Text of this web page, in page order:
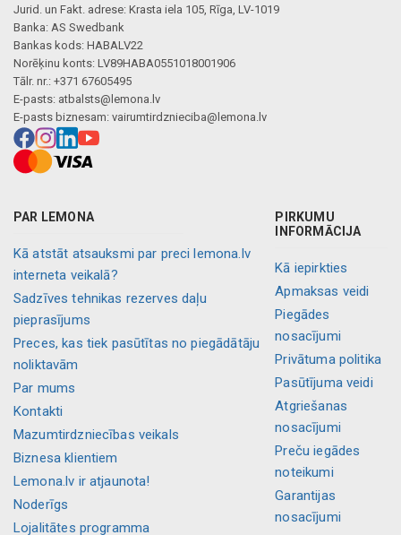
Mākslīgā intelekta apraksts
Jurid. un Fakt. adrese: Krasta iela 105, Rīga, LV-1019
Banka: AS Swedbank
Bankas kods: HABALV22
Norēķinu konts: LV89HABA0551018001906
Tālr. nr.: +371 67605495
E-pasts: atbalsts@lemona.lv
E-pasts biznesam: vairumtirdznieciba@lemona.lv
PAR LEMONA
Kā atstāt atsauksmi par preci lemona.lv
interneta veikalā?
Sadzīves tehnikas rezerves daļu
pieprasījums
Preces, kas tiek pasūtītas no piegādātāju
noliktavām
Par mums
Kontakti
Mazumtirdzniecības veikals
Biznesa klientiem
Lemona.lv ir atjaunota!
Noderīgs
Lojalitātes programma
PIRKUMU
INFORMĀCIJA
Kā iepirkties
Apmaksas veidi
Piegādes
nosacījumi
Privātuma politika
Pasūtījuma veidi
Atgriešanas
nosacījumi
Preču iegādes
noteikumi
Garantijas
nosacījumi